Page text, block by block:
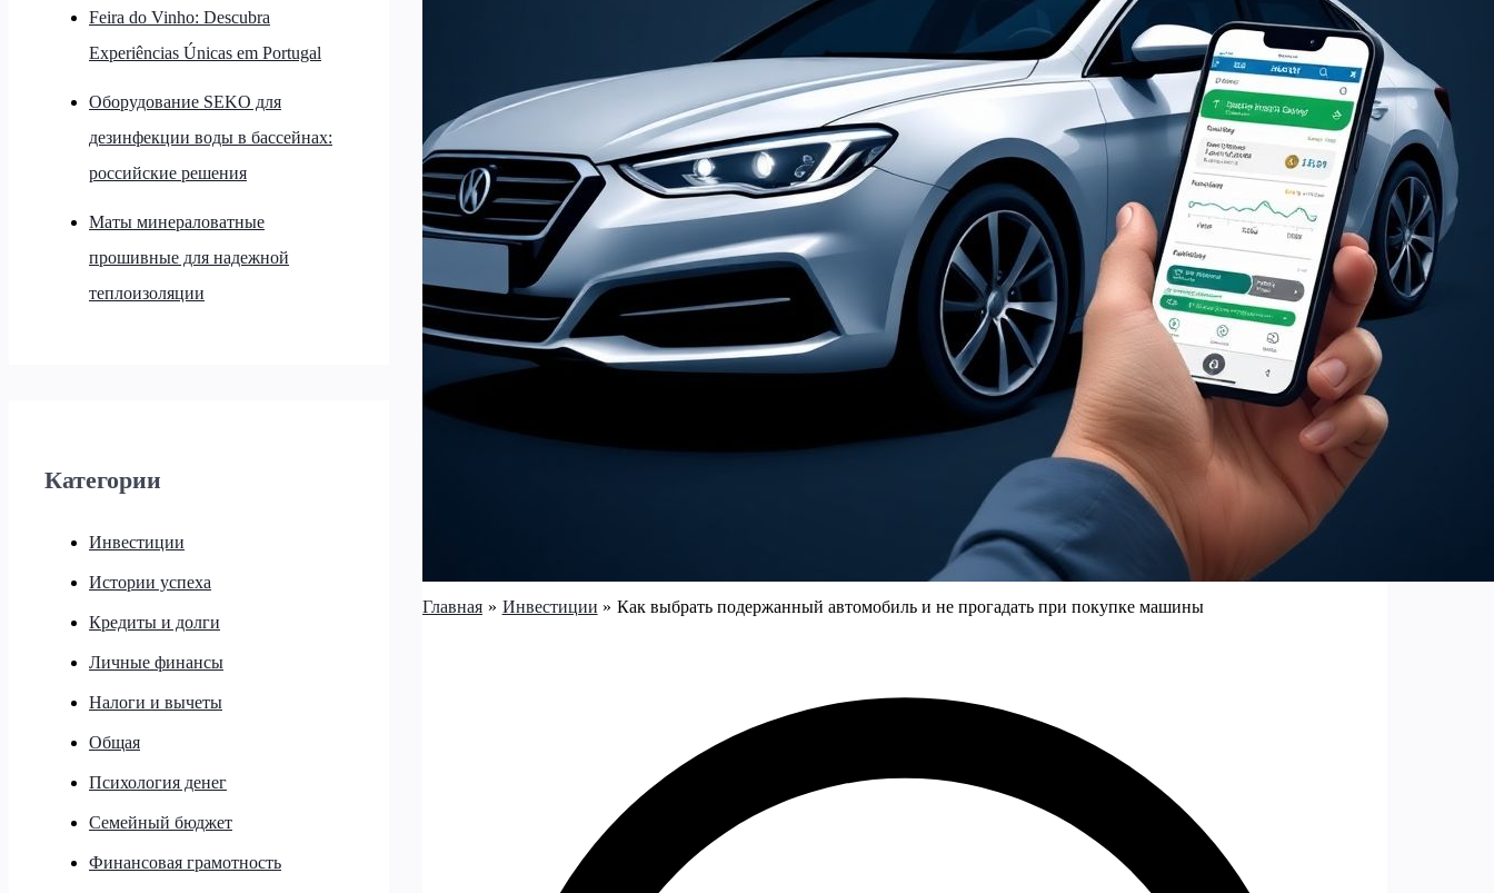
Feira do Vinho: Descubra
Experiências Únicas em Portugal
Оборудование SEKO для
дезинфекции воды в бассейнах:
российские решения
Маты минераловатные
прошивные для надежной
теплоизоляции
Категории
Инвестиции
Истории успеха
Кредиты и долги
Личные финансы
Налоги и вычеты
Общая
Психология денег
Семейный бюджет
Финансовая грамотность
Главная Инвестиции Как выбрать подержанный автомобиль и не прогадать при покупке машины